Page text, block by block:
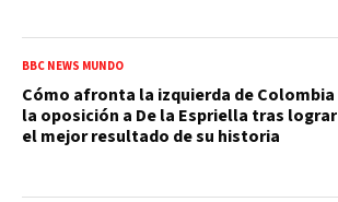
BBC NEWS MUNDO
Cómo afronta la izquierda de Colombia
la oposición a De la Espriella tras lograr
el mejor resultado de su historia